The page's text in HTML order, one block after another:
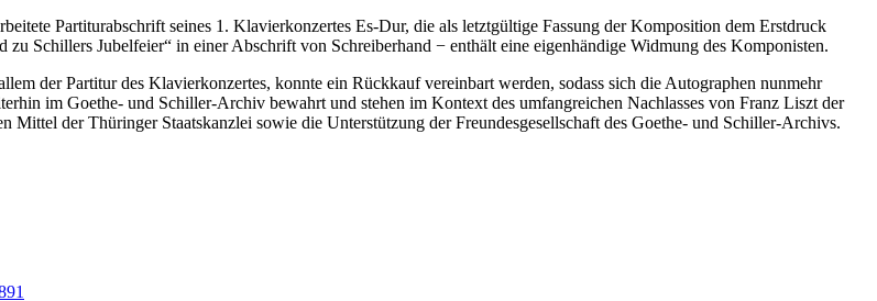
Partiturabschrift seines 1. Klavierkonzertes Es-Dur, die als letztgültige Fassung der Komposition dem Erstdruck
Schillers Jubelfeier“ in einer Abschrift von Schreiberhand − enthält eine eigenhändige Widmung des Komponisten.
der Partitur des Klavierkonzertes, konnte ein Rückkauf vereinbart werden, sodass sich die Autographen nunmehr
im Goethe- und Schiller-Archiv bewahrt und stehen im Kontext des umfangreichen Nachlasses von Franz Liszt der
der Thüringer Staatskanzlei sowie die Unterstützung der Freundesgesellschaft des Goethe- und Schiller-Archivs.